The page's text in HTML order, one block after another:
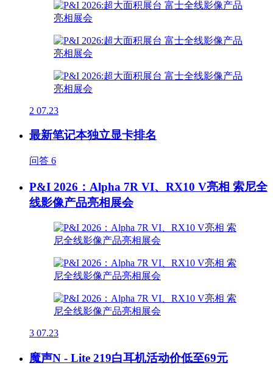
2 07.23
最新笔记本独立显卡排名
问答 6
P&I 2026：Alpha 7R VI、RX10 V亮相 索尼全
线影像产品亮相展会
3 07.23
魔声N - Lite 219白耳机活动价低至69元